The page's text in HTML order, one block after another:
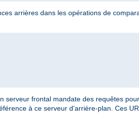
arrières dans les opérations de
serveur frontal mandate des requêtes
à ce serveur d'arrière-plan. Ces